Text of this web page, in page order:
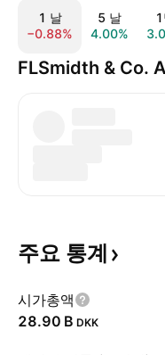
1 날
−0.88%
5 날
4.00%
FLSmidth & Co.
주요 통계
시가총액
‪28.90 B‬ DKK